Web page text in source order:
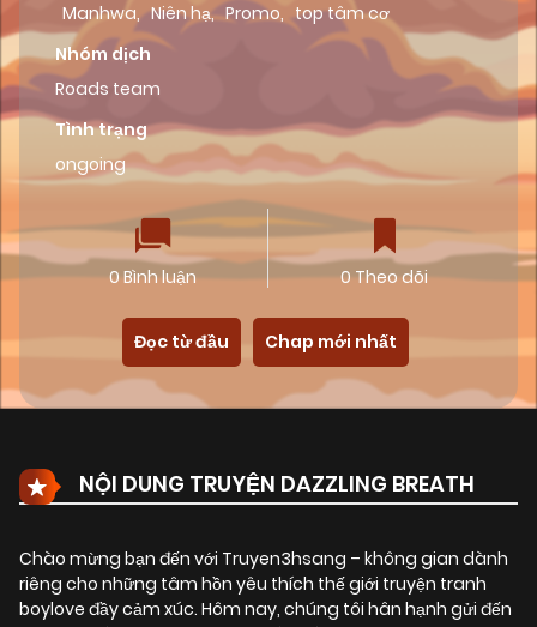
Manhwa, Niên hạ, Promo, top tâm cơ
Nhóm dịch
Roads team
Tình trạng
ongoing
0 Bình luận 0 Theo dõi
Đọc từ đầu Chap mới nhất
NỘI DUNG TRUYỆN DAZZLING BREATH
Chào mừng bạn đến với Truyen3hsang – không gian dành
riêng cho những tâm hồn yêu thích thế giới truyện tranh
boylove đầy cảm xúc. Hôm nay, chúng tôi hân hạnh gửi đến